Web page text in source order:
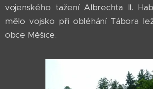
vojenského tažení Albrechta II.
mělo vojsko při obléhání Tábora
obce Měšice.